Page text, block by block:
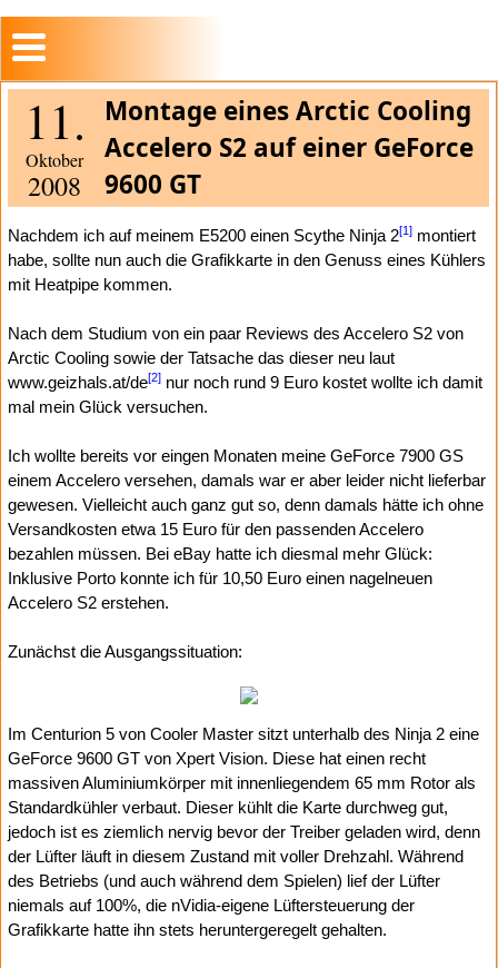
11.
Oktober
2008
Montage eines Arctic Cooling
Accelero S2 auf einer GeForce
9600 GT
Nachdem ich auf meinem E5200 einen Scythe Ninja 2[1] montiert
habe, sollte nun auch die Grafikkarte in den Genuss eines Kühlers
mit Heatpipe kommen.
Nach dem Studium von ein paar Reviews des Accelero S2 von
Arctic Cooling sowie der Tatsache das dieser neu laut
www.geizhals.at/de[2] nur noch rund 9 Euro kostet wollte ich damit
mal mein Glück versuchen.
Ich wollte bereits vor eingen Monaten meine GeForce 7900 GS
einem Accelero versehen, damals war er aber leider nicht lieferbar
gewesen. Vielleicht auch ganz gut so, denn damals hätte ich ohne
Versandkosten etwa 15 Euro für den passenden Accelero
bezahlen müssen. Bei eBay hatte ich diesmal mehr Glück:
Inklusive Porto konnte ich für 10,50 Euro einen nagelneuen
Accelero S2 erstehen.
Zunächst die Ausgangssituation:
Im Centurion 5 von Cooler Master sitzt unterhalb des Ninja 2 eine
GeForce 9600 GT von Xpert Vision. Diese hat einen recht
massiven Aluminiumkörper mit innenliegendem 65 mm Rotor als
Standardkühler verbaut. Dieser kühlt die Karte durchweg gut,
jedoch ist es ziemlich nervig bevor der Treiber geladen wird, denn
der Lüfter läuft in diesem Zustand mit voller Drehzahl. Während
des Betriebs (und auch während dem Spielen) lief der Lüfter
niemals auf 100%, die nVidia-eigene Lüftersteuerung der
Grafikkarte hatte ihn stets heruntergeregelt gehalten.